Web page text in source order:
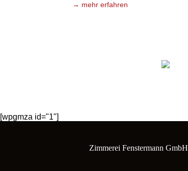
→ mehr erfahren
[wpgmza id="1"]
Zimmerei Fenstermann GmbH